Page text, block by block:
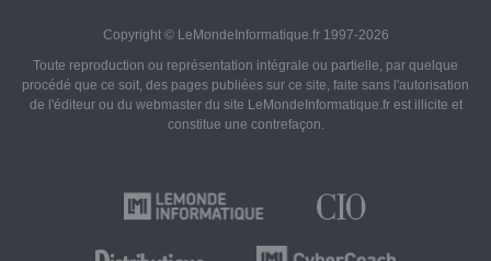
Copyright © LeMondeInformatique.fr 1997-2026
Toute reproduction ou représentation intégrale ou partielle, par quelque
procédé que ce soit, des pages publiées sur ce site, faite sans l'autorisation
de l'éditeur ou du webmaster du site LeMondeInformatique.fr est illicite et
constitue une contrefaçon.